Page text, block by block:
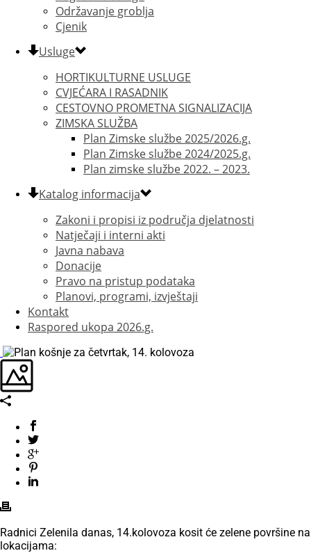
Održavanje groblja
Cjenik
Usluge
HORTIKULTURNE USLUGE
CVJEĆARA I RASADNIK
CESTOVNO PROMETNA SIGNALIZACIJA
ZIMSKA SLUŽBA
Plan Zimske službe 2025/2026.g.
Plan Zimske službe 2024/2025.g.
Plan zimske službe 2022. – 2023.
Katalog informacija
Zakoni i propisi iz područja djelatnosti
Natječaji i interni akti
Javna nabava
Donacije
Pravo na pristup podataka
Planovi, programi, izvještaji
Kontakt
Raspored ukopa 2026.g.
Radnici Zelenila danas, 14.kolovoza kosit će zelene površine na
lokacijama: